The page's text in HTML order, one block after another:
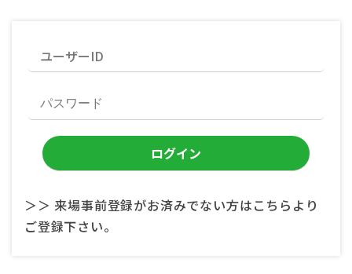
＞＞ 来場事前登録がお済みでない方はこちらより
ご登録下さい。